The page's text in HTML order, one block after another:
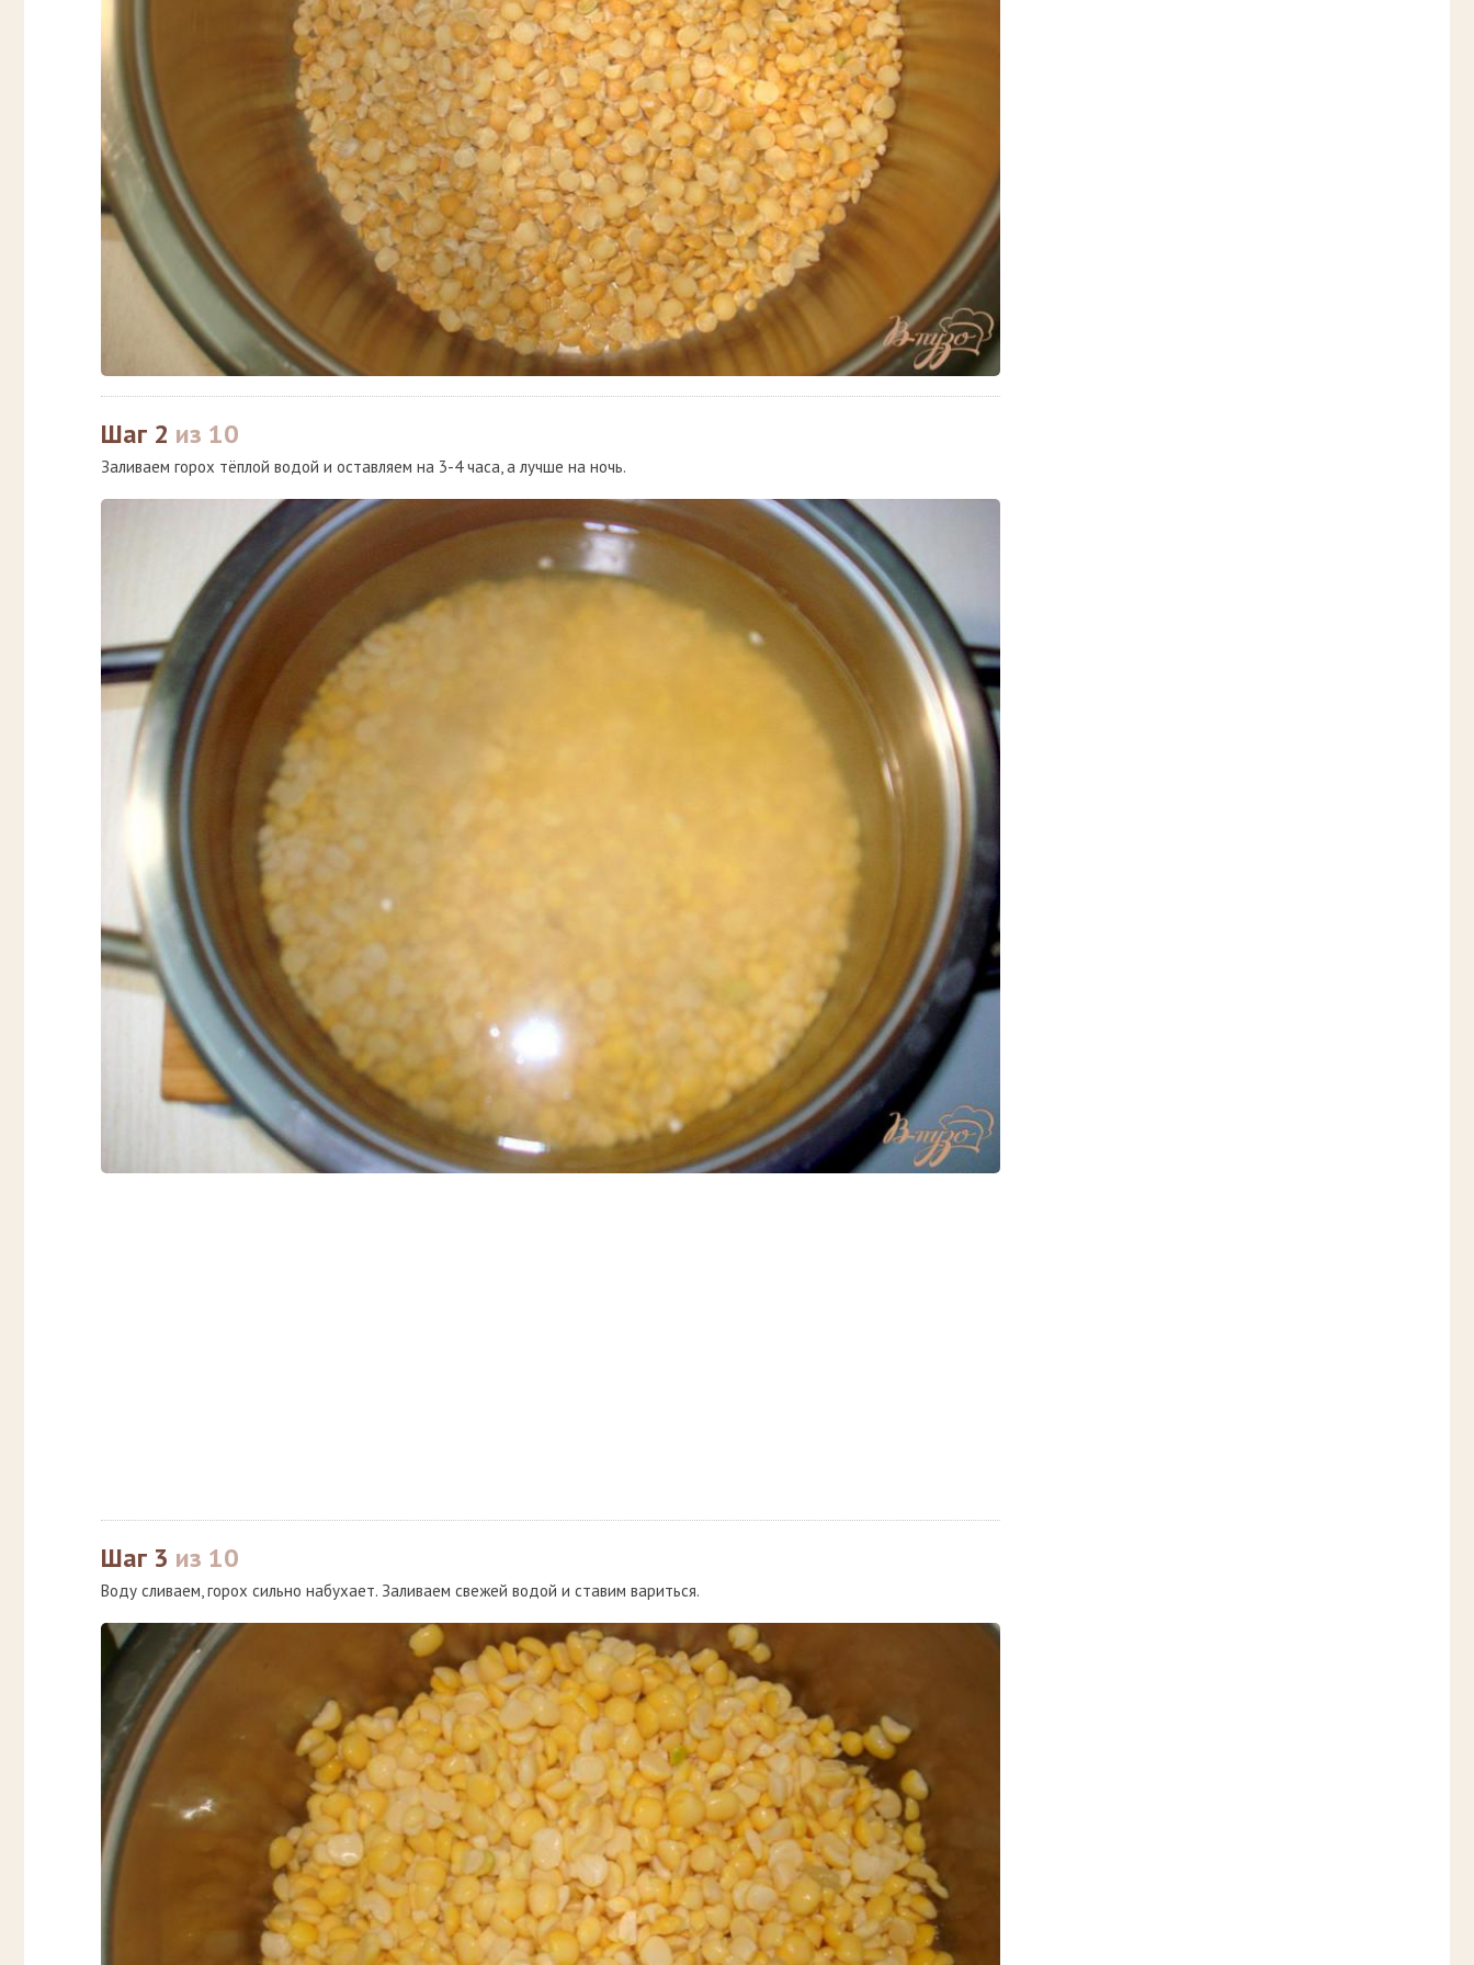
Шаг 2 из 10
Заливаем горох тёплой водой и оставляем на 3-4 часа, а лучше на ночь.
Шаг 3 из 10
Воду сливаем, горох сильно набухает. Заливаем свежей водой и ставим вариться.